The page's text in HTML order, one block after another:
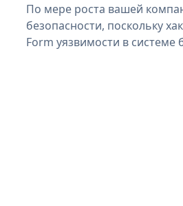
По мере роста вашей
безопасности, поскольку
Form уязвимости в системе